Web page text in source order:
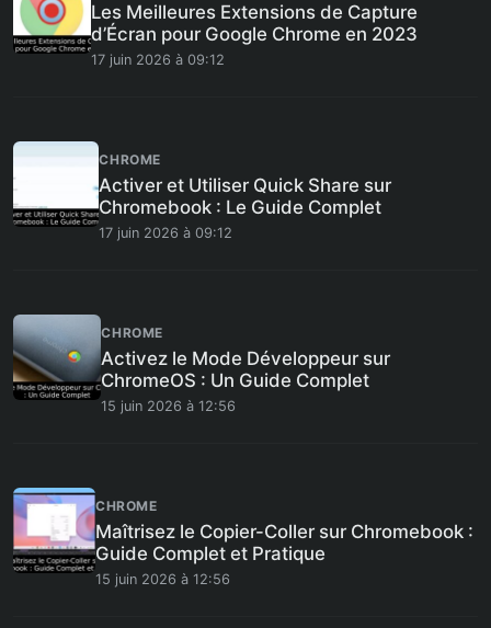
Les Meilleures Extensions de Capture
d’Écran pour Google Chrome en 2023
17 juin 2026 à 09:12
CHROME
Activer et Utiliser Quick Share sur
Chromebook : Le Guide Complet
17 juin 2026 à 09:12
CHROME
Activez le Mode Développeur sur
ChromeOS : Un Guide Complet
15 juin 2026 à 12:56
CHROME
Maîtrisez le Copier-Coller sur Chromebook :
Guide Complet et Pratique
15 juin 2026 à 12:56